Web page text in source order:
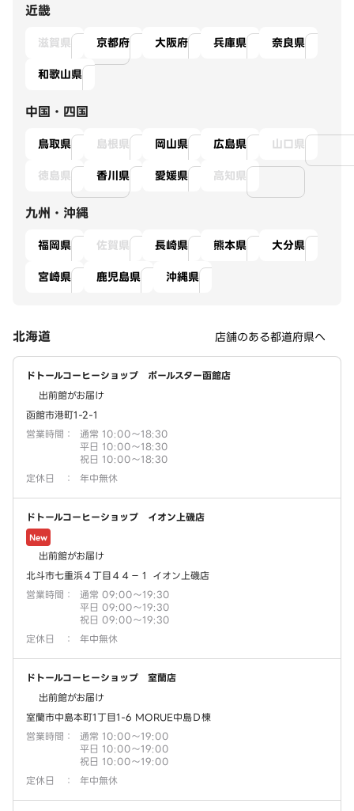
近畿
滋賀県 京都府 大阪府 兵庫県
奈良県
和歌山県
中国・四国
鳥取県 島根県 岡山県 広島県
山口県
徳島県
香川県 愛媛県 高知県
九州・沖縄
福岡県 佐賀県 長崎県 熊本県
大分県
宮崎県
鹿児島県 沖縄県
北海道 店舗のある都道府県へ
ドトールコーヒーショップ ポールスター函館店
出前館がお届け
函館市港町1-2-1
営業時間 ：
通常 10:00～18:30
平日 10:00～18:30
祝日 10:00～18:30
定休日
： 年中無休
ドトールコーヒーショップ イオン上磯店
New
出前館がお届け
北斗市七重浜４丁目４４－１ イオン上磯店
営業時間 ：
通常 09:00～19:30
平日 09:00～19:30
祝日 09:00～19:30
定休日
： 年中無休
ドトールコーヒーショップ 室蘭店
出前館がお届け
室蘭市中島本町1丁目1-6 MORUE中島Ｄ棟
営業時間 ：
通常 10:00～19:00
平日 10:00～19:00
祝日 10:00～19:00
定休日
： 年中無休